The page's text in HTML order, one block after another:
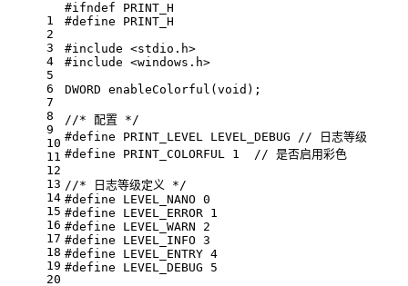
1
2
3
4
5
6
7
8
9
10
11
12
13
14
15
16
17
18
19
20
#ifndef PRINT_H
#define PRINT_H
#include <stdio.h>
#include <windows.h>
DWORD enableColorful ( void ) ;
//* 配置 */
#define PRINT_LEVEL LEVEL_DEBUG // 日志等级
#define PRINT_COLORFUL 1 // 是否启用彩色
//* 日志等级定义 */
#define LEVEL_NANO 0
#define LEVEL_ERROR 1
#define LEVEL_WARN 2
#define LEVEL_INFO 3
#define LEVEL_ENTRY 4
#define LEVEL_DEBUG 5